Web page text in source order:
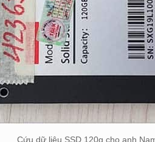
Cứu dữ liệu SSD 120g cho anh